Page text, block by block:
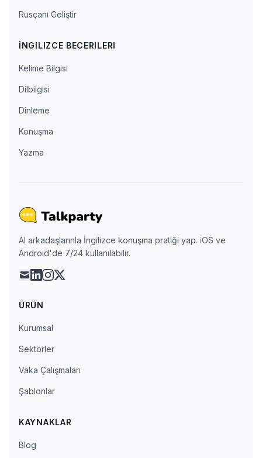
Rusçanı Geliştir
İNGILIZCE BECERILERI
Kelime Bilgisi
Dilbilgisi
Dinleme
Konuşma
Yazma
AI arkadaşlarınla İngilizce konuşma pratiği yap. iOS ve
Android'de 7/24 kullanılabilir.
maillinkedin
instagram
x
ÜRÜN
Kurumsal
Sektörler
Vaka Çalışmaları
Şablonlar
KAYNAKLAR
Blog